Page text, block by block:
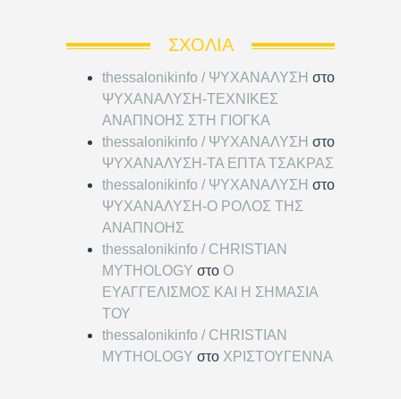
ΣΧΌΛΙΑ
thessalonikinfo / ΨΥΧΑΝΑΛΥΣΗ στο
ΨΥΧΑΝΑΛΥΣΗ-ΤΕΧΝΙΚΕΣ
ΑΝΑΠΝΟΗΣ ΣΤΗ ΓΙΟΓΚΑ
thessalonikinfo / ΨΥΧΑΝΑΛΥΣΗ στο
ΨΥΧΑΝΑΛΥΣΗ-ΤΑ ΕΠΤΑ ΤΣΑΚΡΑΣ
thessalonikinfo / ΨΥΧΑΝΑΛΥΣΗ στο
ΨΥΧΑΝΑΛΥΣΗ-Ο ΡΟΛΟΣ ΤΗΣ
ΑΝΑΠΝΟΗΣ
thessalonikinfo / CHRISTIAN
MYTHOLOGY στο Ο
ΕΥΑΓΓΕΛΙΣΜΟΣ ΚΑΙ Η ΣΗΜΑΣΙΑ
ΤΟΥ
thessalonikinfo / CHRISTIAN
MYTHOLOGY στο ΧΡΙΣΤΟΥΓΕΝΝΑ